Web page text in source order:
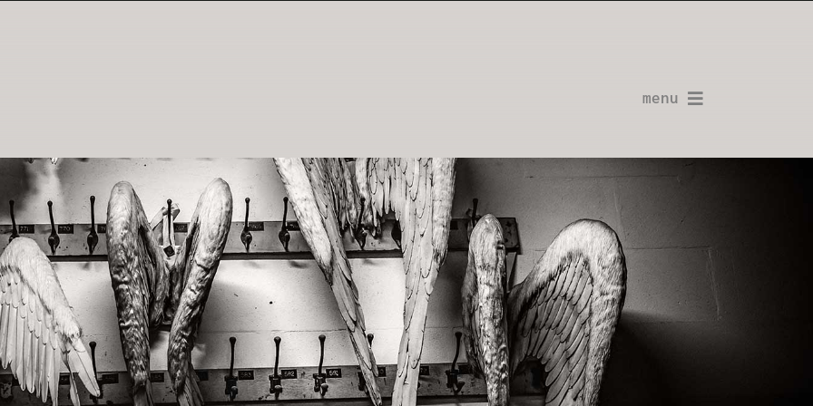
menu
L’Installation de Hannut 09.2024
L’Installation de Bruxelles 12.2023
L’Installation de Mouscron 04.2023
Ateliers & workshops
Contacter l’auteur